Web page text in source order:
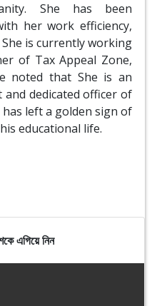
She has been
her work efficiency,
is currently working
of Tax Appeal Zone,
noted that She is an
dedicated officer of
has left a golden sign of
educational life.
এগিয়ে নিন